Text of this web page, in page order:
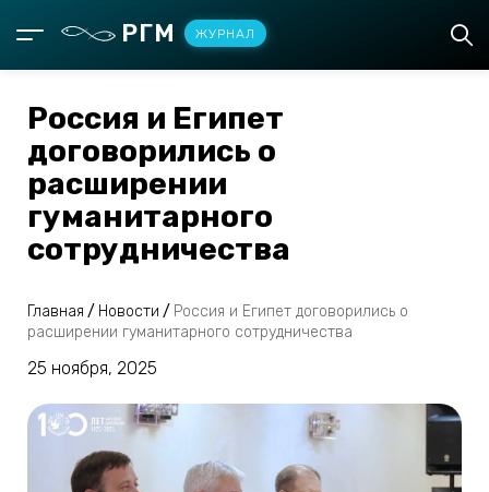
РГМ ЖУРНАЛ
Россия и Египет
договорились о
расширении
гуманитарного
сотрудничества
Главная / Новости / Россия и Египет договорились о
расширении гуманитарного сотрудничества
25 ноября, 2025